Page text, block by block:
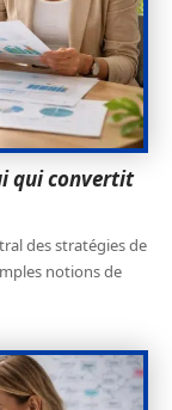
qui convertit
des stratégies de
notions de